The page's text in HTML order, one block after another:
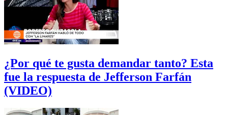
¿Por qué te gusta demandar tanto? Esta
fue la respuesta de Jefferson Farfán
(VIDEO)